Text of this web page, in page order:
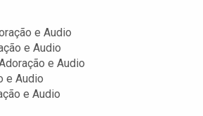
e Audio
e Audio
e Audio
e Audio
e Audio